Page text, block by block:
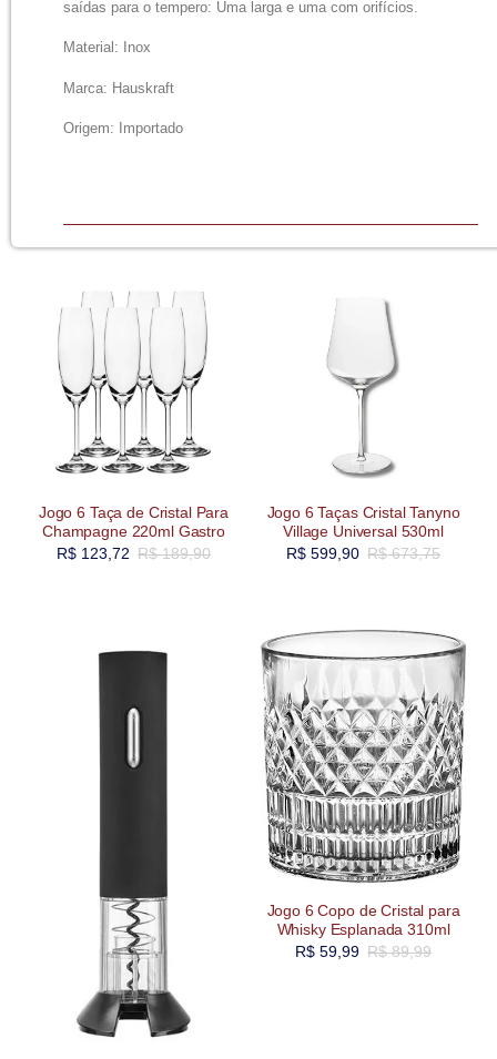
saídas para o tempero: Uma larga e uma com orifícios.
Material: Inox
Marca: Hauskraft
Origem: Importado
Jogo 6 Taça de Cristal Para
Champagne 220ml Gastro
R$189,90
R$123,72
Jogo 6 Taças Cristal Tanyno
Village Universal 530ml
R$673,75
R$599,90
Jogo 6 Copo de Cristal para
Whisky Esplanada 310ml
R$89,99
R$59,99